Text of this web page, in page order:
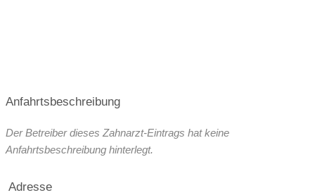
Anfahrtsbeschreibung
Der Betreiber dieses Zahnarzt-Eintrags hat keine
Anfahrtsbeschreibung hinterlegt.
Adresse